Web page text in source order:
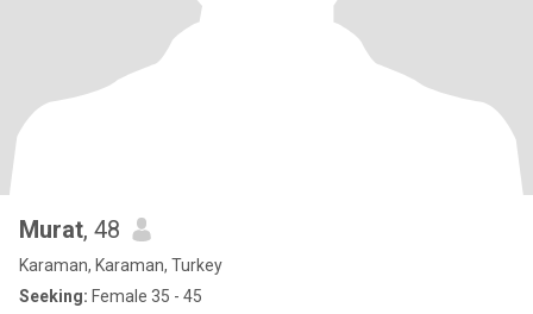
Murat, 48
Karaman, Karaman, Turkey
Seeking: Female 35 - 45